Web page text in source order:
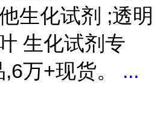
生化试剂 ;透明
生化试剂专
万+现货。 ...